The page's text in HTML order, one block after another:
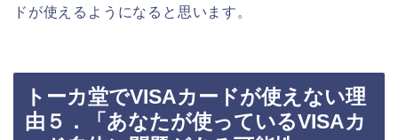
ドが使えるようになると思います。
トーカ堂でVISAカードが使えない理
由５．「あなたが使っているVISAカ